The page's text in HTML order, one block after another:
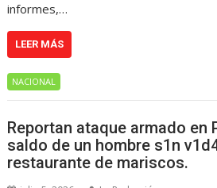
informes,…
LEER MÁS
NACIONAL
Reportan ataque armado en
saldo de un hombre s1n
restaurante de mariscos.